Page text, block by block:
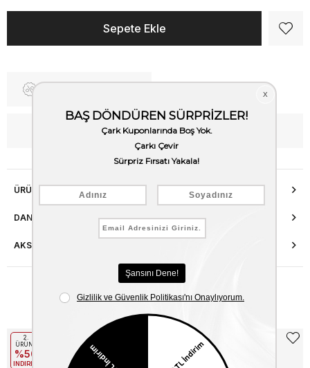
Fiyat Düşünce Haber Ver
WhatsApp’tan Bilgi Al
ÜRÜN ÖZELLIKLERI
DANIŞMA HATTI
AKSESUAR ONARIMI
Benzer Ürünler
2.
ÜRÜNE
%50
INDIRIM
%50
INDIRIM